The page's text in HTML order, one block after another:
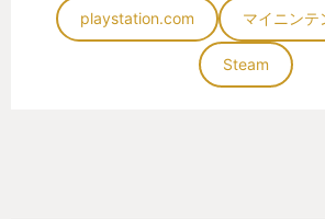
らプレイするなら前作『コーヒー
レイを推奨する。もちろん、本作
らでも楽しめなくはないが、前作
playstation.com マイニンテ
Steam